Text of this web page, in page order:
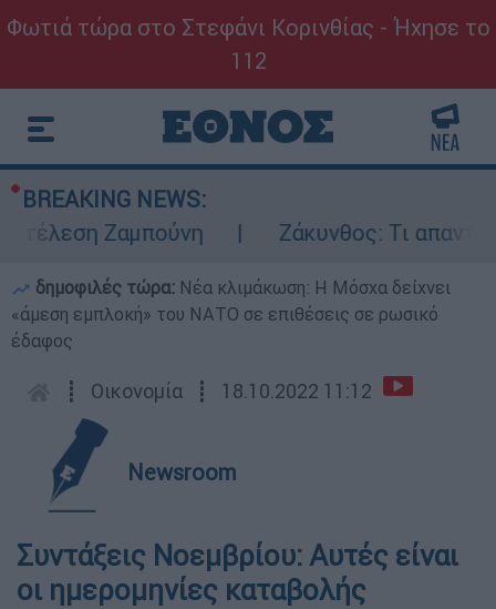
Φωτιά τώρα στο Στεφάνι Κορινθίας - Ήχησε το
112
BREAKING NEWS:
Ζαμπούνη
Ζάκυνθος: Τι απαντά η
δημοφιλές τώρα: Νέα κλιμάκωση: Η Μόσχα δείχνει
«άμεση εμπλοκή» του ΝΑΤΟ σε επιθέσεις σε ρωσικό
έδαφος
┋ Οικονομία ┋ 18.10.2022 11:12
Newsroom
Συντάξεις Νοεμβρίου: Αυτές είναι
οι ημερομηνίες καταβολής